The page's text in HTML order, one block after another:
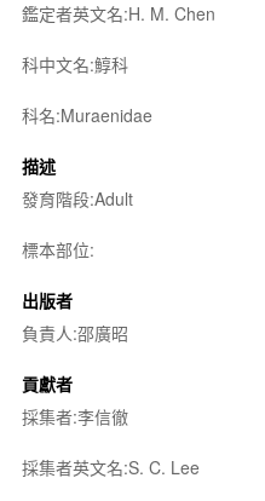
鑑定者英文名:H. M. Chen
科中文名:鯙科
科名:Muraenidae
描述
發育階段:Adult
標本部位:
出版者
負責人:邵廣昭
貢獻者
採集者:李信徹
採集者英文名:S. C. Lee